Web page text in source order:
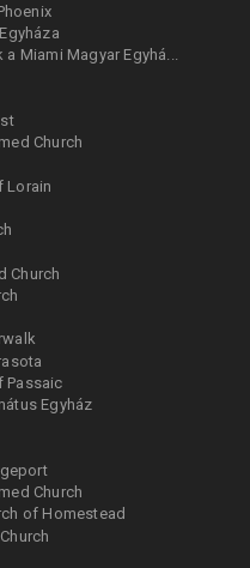
a Miami Magyar Egyhá...
Church
Lorain
Church
Passaic
Egyház
Church
of Homestead